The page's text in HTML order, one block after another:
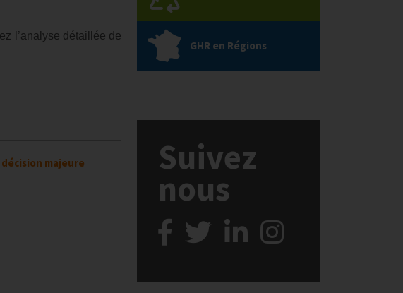
l’analyse détaillée de
décision majeure
GHR en Régions
Suivez
nous